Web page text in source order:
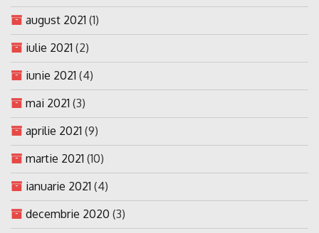
august 2021 (1)
iulie 2021 (2)
iunie 2021 (4)
mai 2021 (3)
aprilie 2021 (9)
martie 2021 (10)
ianuarie 2021 (4)
decembrie 2020 (3)